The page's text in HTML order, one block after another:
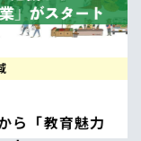
儀間 智 学
ーション学